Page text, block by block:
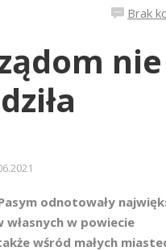
Brak
nie
odnotowały
w powiecie
wśród małych